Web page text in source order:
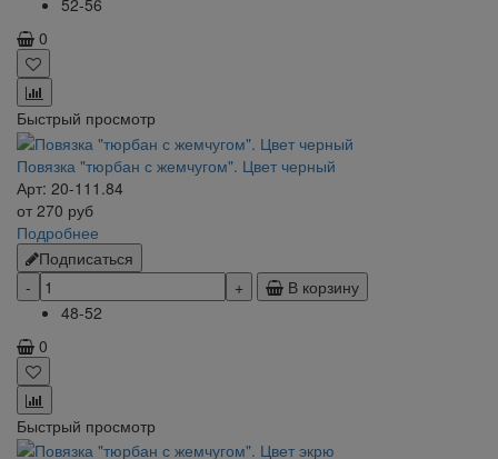
52-56
0
Быстрый просмотр
Повязка "тюрбан с жемчугом". Цвет черный
Арт: 20-111.84
от 270 руб
Подробнее
Подписаться
В корзину
48-52
0
Быстрый просмотр